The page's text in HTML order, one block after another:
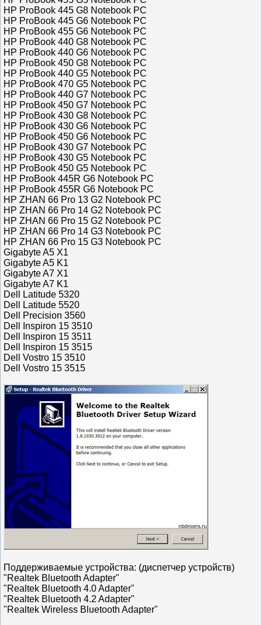
HP ProBook 445 G8 Notebook PC
HP ProBook 445 G6 Notebook PC
HP ProBook 455 G6 Notebook PC
HP ProBook 440 G8 Notebook PC
HP ProBook 440 G6 Notebook PC
HP ProBook 450 G8 Notebook PC
HP ProBook 440 G5 Notebook PC
HP ProBook 470 G5 Notebook PC
HP ProBook 440 G7 Notebook PC
HP ProBook 450 G7 Notebook PC
HP ProBook 430 G8 Notebook PC
HP ProBook 430 G6 Notebook PC
HP ProBook 450 G6 Notebook PC
HP ProBook 430 G7 Notebook PC
HP ProBook 430 G5 Notebook PC
HP ProBook 450 G5 Notebook PC
HP ProBook 445R G6 Notebook PC
HP ProBook 455R G6 Notebook PC
HP ZHAN 66 Pro 13 G2 Notebook PC
HP ZHAN 66 Pro 14 G2 Notebook PC
HP ZHAN 66 Pro 15 G2 Notebook PC
HP ZHAN 66 Pro 14 G3 Notebook PC
HP ZHAN 66 Pro 15 G3 Notebook PC
Gigabyte A5 X1
Gigabyte A5 K1
Gigabyte A7 X1
Gigabyte A7 K1
Dell Latitude 5320
Dell Latitude 5520
Dell Precision 3560
Dell Inspiron 15 3510
Dell Inspiron 15 3511
Dell Inspiron 15 3515
Dell Vostro 15 3510
Dell Vostro 15 3515
Поддерживаемые устройства: (диспетчер устройств)
"Realtek Bluetooth Adapter"
"Realtek Bluetooth 4.0 Adapter"
"Realtek Bluetooth 4.2 Adapter"
"Realtek Wireless Bluetooth Adapter"